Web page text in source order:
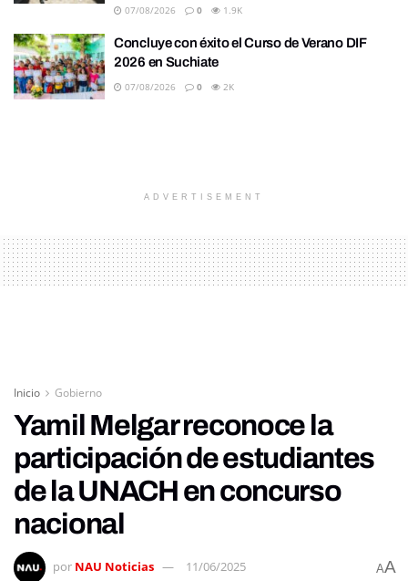
07/08/2026 0 1.9K
Concluye con éxito el Curso de Verano DIF
2026 en Suchiate
07/08/2026 0 2K
ADVERTISEMENT
Inicio Gobierno
Yamil Melgar reconoce la
participación de estudiantes
de la UNACH en concurso
nacional
por NAU Noticias 11/06/2025 AA